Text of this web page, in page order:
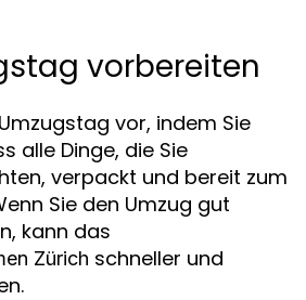
vorbereiten
vor, indem Sie
alle Dinge, die Sie
verpackt und bereit zum
Sie den Umzug gut
kann das
Zürich schneller und